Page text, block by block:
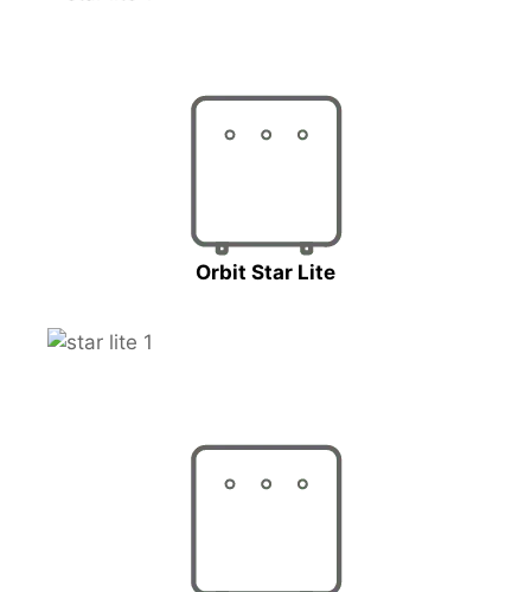
Orbit Star Lite